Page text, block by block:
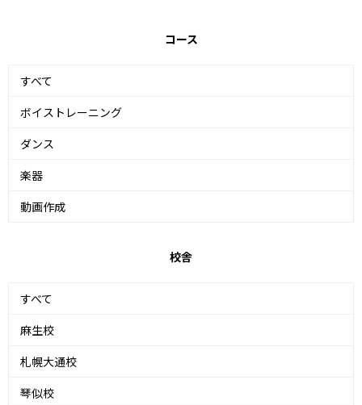
コース
すべて
ボイストレーニング
ダンス
楽器
動画作成
校舎
すべて
麻生校
札幌大通校
琴似校